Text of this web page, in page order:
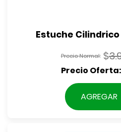
Estuche
$
El
El
AGREGAR